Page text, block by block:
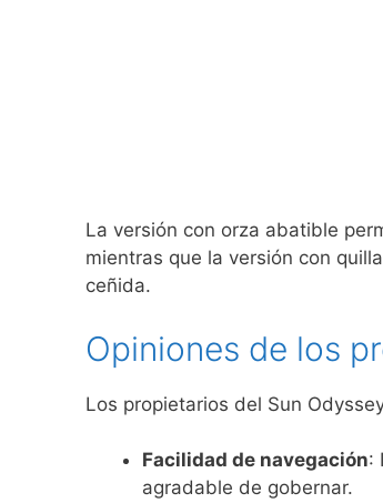
La versión con orza abatible
mientras que la versión con
ceñida.
Opiniones de los
Los propietarios del Sun
Facilidad de navegación:
agradable de gobernar.